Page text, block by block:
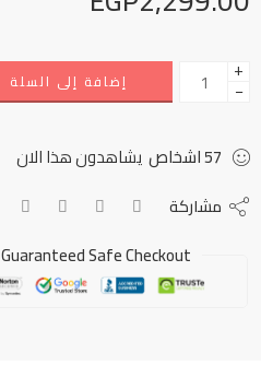
+
− إضافة إلى السلة
57اشخاص يشاهدون هذا الان
مشاركة
Guaranteed Safe Checkout